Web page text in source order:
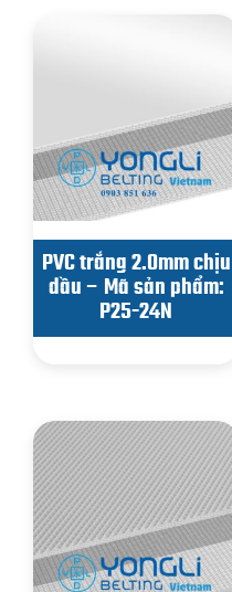
PVC trắng 2.0mm chịu
dầu – Mã sản phẩm:
P25-24N